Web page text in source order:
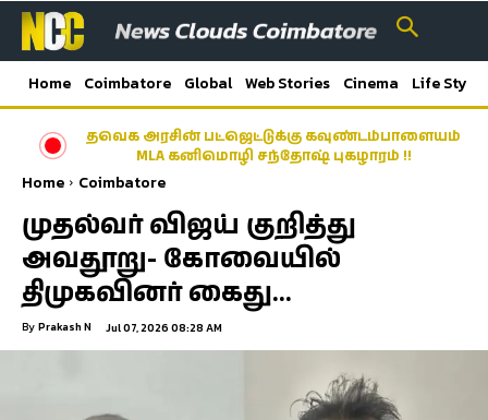
Home Coimbatore Global Web Stories Cinema Life Style
தவெக அரசின் பட்ஜெட்டுக்கு கவுண்டம்பாளையம்
MLA கனிமொழி சந்தோஷ் புகழாரம் !!
Home Coimbatore
முதல்வர் விஜய் குறித்து
அவதூறு- கோவையில்
திமுகவினர் கைது…
By Prakash N Jul 07, 2026 08:28 AM